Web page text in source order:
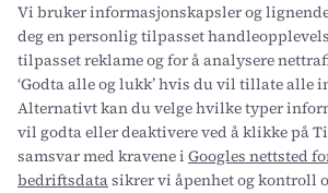
Gærtorvet 3, 1799 København V
Axel Kiers Vej 5A, 8270 Højbjerg,
CVR: 34696977
Vi bruker informasjonskapsler og
deg en personlig tilpasset
tilpasset reklame og for å analysere
‘Godta alle og lukk’ hvis du vil tillate alle
Alternativt kan du velge hvilke typer
vil godta eller deaktivere ved å klikke på
samsvar med kravene i Googles nettsted
bedriftsdatasikrer vi åpenhet og kontroll